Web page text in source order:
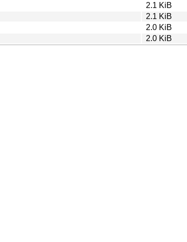
2.1 KiB
2.1 KiB
2.0 KiB
2.0 KiB